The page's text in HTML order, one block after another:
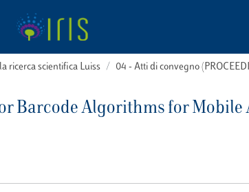
ricerca scientifica Luiss 04 - Atti di convegno
Barcode Algorithms for Mobile